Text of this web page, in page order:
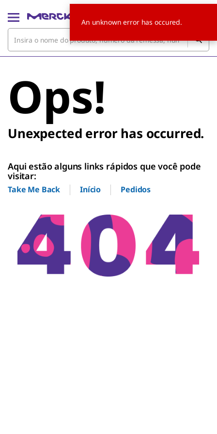
Ops!
Unexpected error has occurred.
Aqui estão alguns links rápidos que você pode
visitar:
Take Me Back Início Pedidos
An unknown error has occured.